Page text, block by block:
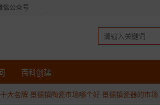
信公众号
百科创建
大名牌 景德镇陶瓷市场哪个好 景德镇瓷器的市场